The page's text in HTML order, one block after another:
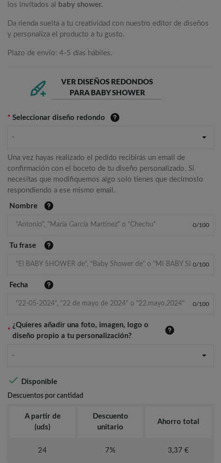
los invitados al
baby shower.
Da rienda suelta a tu creatividad con nuestro editor de diseños
y personaliza el producto a tu gusto.
Plazo de envío: 4-5 días hábiles.
VER DISEÑOS REDONDOS
PARA BABY SHOWER
* Seleccionar diseño redondo
-
Una vez hayas realizado el pedido recibirás un email de
confirmación con el boceto de tu diseño personalizado. Si
necesitas que modifiquemos algo solo tienes que decírnoslo
respondiendo a ese mismo email.
Nombre
0/100
Tu frase
0/100
Fecha
0/100
*
¿Quieres añadir una foto, imagen, logo o
diseño propio a tu personalización?
-
 Disponible
Descuentos por cantidad
A partir de
(uds)
Descuento
unitario
Ahorro total
24 7% 3,37 €